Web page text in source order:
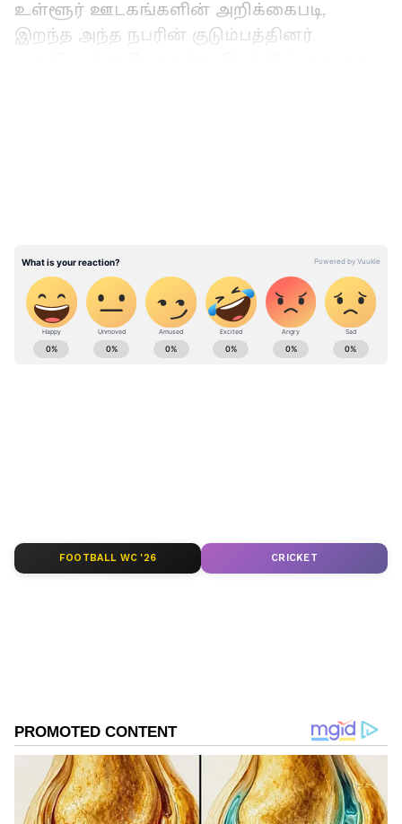
உள்ளூர் ஊடகங்களின் அறிக்கைபடி,
இறந்த அந்த நபரின் குடும்பத்தினர்
‘கிரிப்டோ கிங்’ சாம் பேங்க்மேன் ஃப்ரைடு
பணமோசடி குற்றவாளி - அமெரிக்க
நீதிமன்றம் அதிரடி தீர்ப்பு..
ABOUT THE AUTHOR
DOWNLOAD APP
FOOTBALL WC '26 CRICKET